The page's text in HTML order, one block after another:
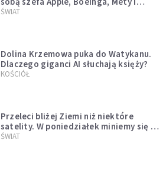
Muska
ŚWIAT
Dolina Krzemowa puka do Watykanu.
Dlaczego giganci AI słuchają księży?
KOŚCIÓŁ
Przeleci bliżej Ziemi niż niektóre
satelity. W poniedziałek miniemy się z
asteroidą, która poprzedzi znacznie
ŚWIAT